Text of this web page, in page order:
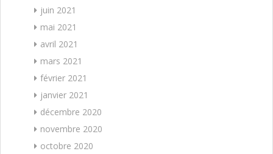
juin 2021
mai 2021
avril 2021
mars 2021
février 2021
janvier 2021
décembre 2020
novembre 2020
octobre 2020